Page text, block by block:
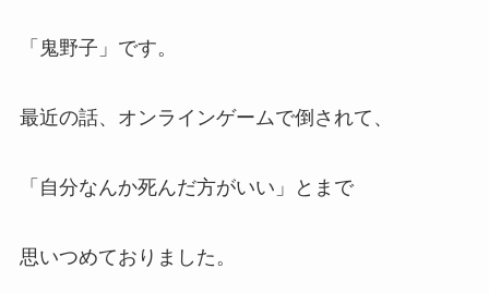
「鬼野子」です。
最近の話、オンラインゲームで倒されて、
「自分なんか死んだ方がいい」とまで
思いつめておりました。